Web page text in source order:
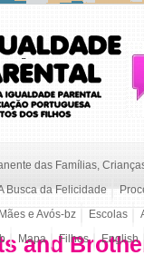
das Famílias,
Busca da Felicidade
e Avós-bz Escolas
Mapa Filhos English
and